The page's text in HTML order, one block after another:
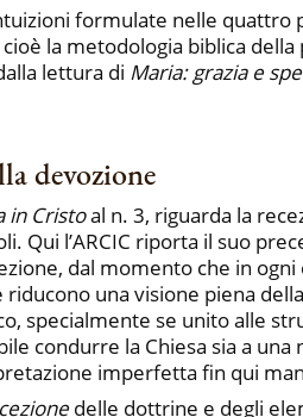
formulate nelle quattro
la metodologia biblica
lettura di Maria: grazia e
devozione
in Cristoal n. 3, riguarda la
Qui l’ARCIC riporta il suo
dal momento che in
una visione piena
specialmente se unito alle
condurre la Chiesa sia a
imperfetta fin qui
delle dottrine e degli